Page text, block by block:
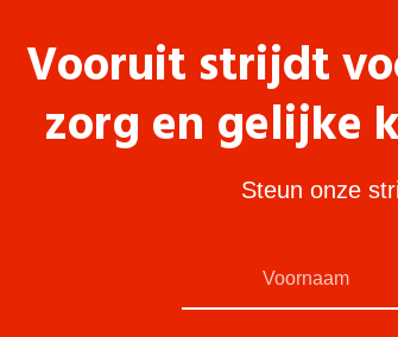
Vooruit strijdt
zorg en gelijke
Steun onze